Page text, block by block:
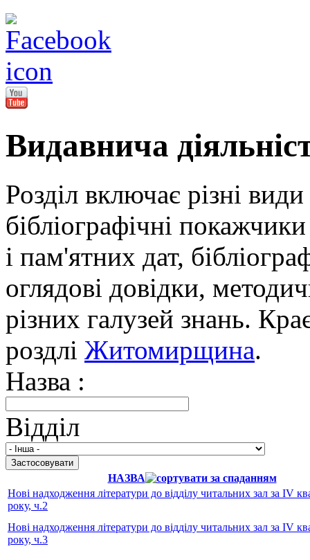
Видавнича
Розділ включає різні
бібліографічні
і пам'ятних дат,
оглядові довідки,
різних галузей знань.
роздлі Житомирщина.
Назва :
Відділ
НАЗВА
Нові надходження літератури до відділу читальних зал за IV
року, ч.2
Нові надходження літератури до відділу читальних зал за IV
року, ч.3